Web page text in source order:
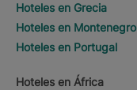
Hoteles en Grecia
Hoteles en Montenegro
Hoteles en Portugal
Hoteles en África